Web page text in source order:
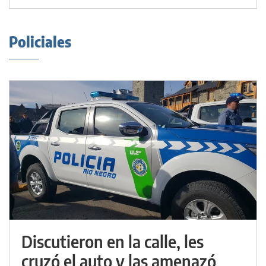
Policiales
Discutieron en la calle, les
cruzó el auto y las amenazó